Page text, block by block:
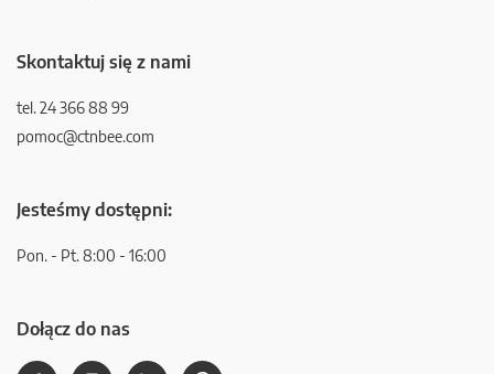
Skontaktuj się z nami
tel. 24 366 88 99
pomoc@ctnbee.com
Jesteśmy dostępni:
Pon. - Pt. 8:00 - 16:00
Dołącz do nas